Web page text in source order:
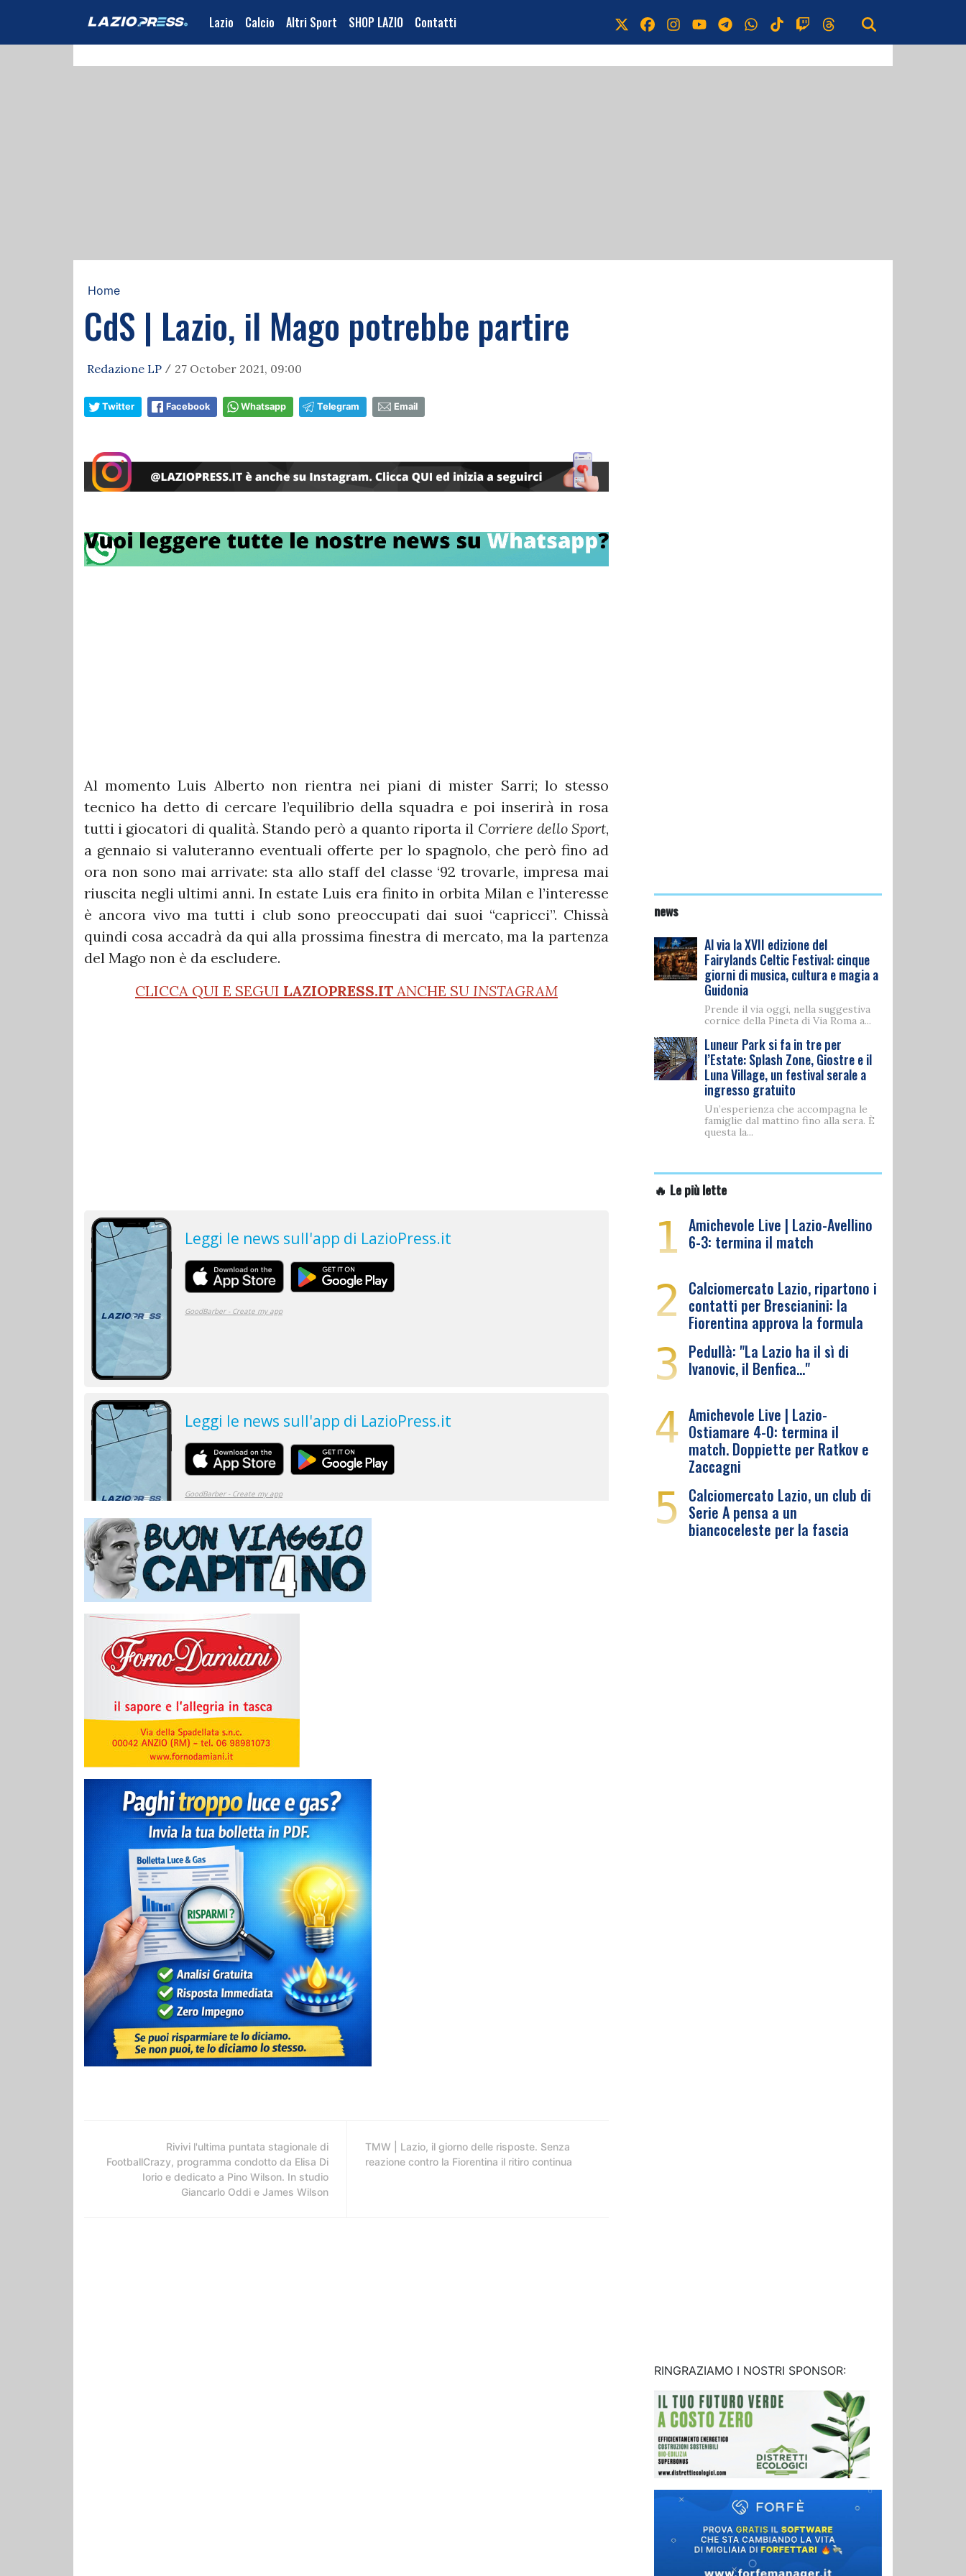
Lazio Calcio Altri Sport SHOP LAZIO Contatti
Home
CdS | Lazio, il Mago potrebbe partire
Redazione LP / 27 October 2021, 09:00
Twitter Facebook Whatsapp Telegram Email
Al momento Luis Alberto non rientra nei piani di mister Sarri; lo stesso
tecnico ha detto di cercare l’equilibrio della squadra e poi inserirà in rosa
tutti i giocatori di qualità. Stando però a quanto riporta il Corriere dello Sport,
a gennaio si valuteranno eventuali offerte per lo spagnolo, che però fino ad
ora non sono mai arrivate: sta allo staff del classe ‘92 trovarle, impresa mai
riuscita negli ultimi anni. In estate Luis era finito in orbita Milan e l’interesse
è ancora vivo ma tutti i club sono preoccupati dai suoi “capricci”. Chissà
quindi cosa accadrà da qui alla prossima finestra di mercato, ma la partenza
del Mago non è da escludere.
CLICCA QUI E SEGUI LAZIOPRESS.IT ANCHE SU INSTAGRAM
Rivivi l'ultima puntata stagionale di
FootballCrazy, programma condotto da Elisa Di
Iorio e dedicato a Pino Wilson. In studio
Giancarlo Oddi e James Wilson
TMW | Lazio, il giorno delle risposte. Senza
reazione contro la Fiorentina il ritiro continua
news
Al via la XVII edizione del
Fairylands Celtic Festival: cinque
giorni di musica, cultura e magia a
Guidonia
Prende il via oggi, nella suggestiva
cornice della Pineta di Via Roma a...
Luneur Park si fa in tre per
l’Estate: Splash Zone, Giostre e il
Luna Village, un festival serale a
ingresso gratuito
Un’esperienza che accompagna le
famiglie dal mattino fino alla sera. È
questa la...
🔥 Le più lette
1 Amichevole Live | Lazio-Avellino
6-3: termina il match
2 Calciomercato Lazio, ripartono i
contatti per Brescianini: la
Fiorentina approva la formula
3 Pedullà: "La Lazio ha il sì di
Ivanovic, il Benfica…"
4 Amichevole Live | Lazio-
Ostiamare 4-0: termina il
match. Doppiette per Ratkov e
Zaccagni
5 Calciomercato Lazio, un club di
Serie A pensa a un
biancoceleste per la fascia
RINGRAZIAMO I NOSTRI SPONSOR: